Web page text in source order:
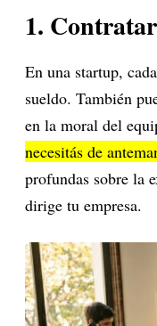
1.
En una startup,
sueldo. También
en la moral del
necesitás de
profundas sobre la
dirige tu empresa.